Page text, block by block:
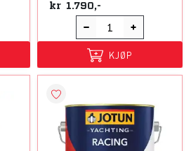
kr 1.790,-
KJØP